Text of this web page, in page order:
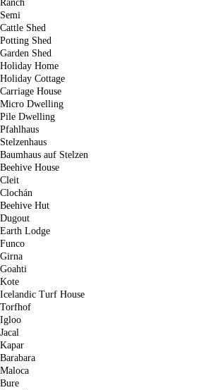
Ranch
Semi
Cattle Shed
Potting Shed
Garden Shed
Holiday Home
Holiday Cottage
Carriage House
Micro Dwelling
Pile Dwelling
Pfahlhaus
Stelzenhaus
Baumhaus auf Stelzen
Beehive House
Cleit
Clochán
Beehive Hut
Dugout
Earth Lodge
Funco
Girna
Goahti
Kote
Icelandic Turf House
Torfhof
Igloo
Jacal
Kapar
Barabara
Maloca
Bure